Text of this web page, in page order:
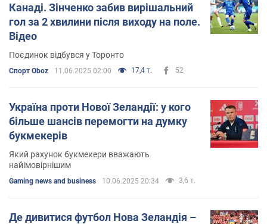
Канаді. Зінченко забив вирішальний
гол за 2 хвилини після виходу на поле.
Відео
Поєдинок відбувся у Торонто
Спорт Oboz 11.06.2025 02:00 17,4 т. 52
Україна проти Нової Зеландії: у кого
більше шансів перемогти на думку
букмекерів
Який рахунок букмекери вважають
найімовірнішим
Gaming news and business 10.06.2025 20:34 3,6 т.
Де дивитися футбол Нова Зеландія –